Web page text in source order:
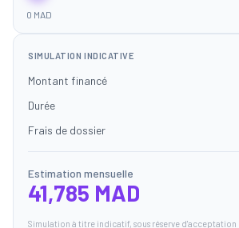
0 MAD
SIMULATION INDICATIVE
Montant financé
Durée
Frais de dossier
Estimation mensuelle
41,785 MAD
Simulation à titre indicatif, sous réserve d'acceptation